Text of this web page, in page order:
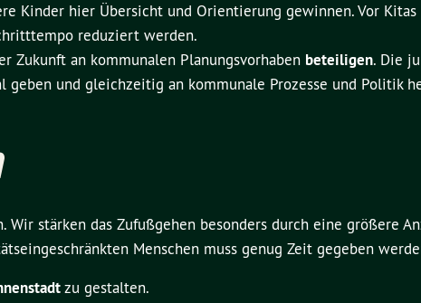
Kinder hier Übersicht und Orientierung gewinnen. Vor
reduziert werden.
Zukunft an kommunalen Planungsvorhaben beteiligen. Die
und gleichzeitig an kommunale Prozesse und Politik
stärken das Zufußgehen besonders durch eine größere
Menschen muss genug Zeit gegeben
zu gestalten.